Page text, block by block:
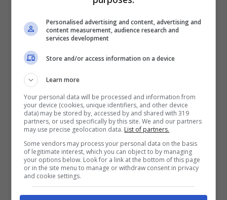
di maggio, a causa di volumi di produzione tra
i più bassi di sempre. La Stelvio vedrà la
propria produzione partire ad anno nuovo,
mentre per la Giulia dovremo aspettare la fine
Personalised advertising and content, advertising and
content measurement, audience research and
services development
Store and/or access information on a device
Learn more
Your personal data will be processed and information from
your device (cookies, unique identifiers, and other device
data) may be stored by, accessed by and shared with 319
partners, or used specifically by this site. We and our partners
may use precise geolocation data. List of partners.
Some vendors may process your personal data on the basis
of legitimate interest, which you can object to by managing
your options below. Look for a link at the bottom of this page
or in the site menu to manage or withdraw consent in privacy
and cookie settings.